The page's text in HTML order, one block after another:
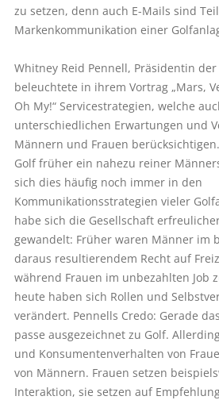
zu setzen, denn auch E-Mails sind
Markenkommunikation einer
Whitney Reid Pennell, Präsidentin der
beleuchtete in ihrem Vortrag „Mars,
Oh My!“ Servicestrategien, welche
unterschiedlichen Erwartungen und
Männern und Frauen
Golf früher ein nahezu reiner
sich dies häufig noch immer in den
Kommunikationsstrategien vieler
habe sich die Gesellschaft
gewandelt: Früher waren Männer im
daraus resultierendem Recht auf
während Frauen im unbezahlten Job
heute haben sich Rollen und
verändert. Pennells Credo: Gerade
passe ausgezeichnet zu Golf.
und Konsumentenverhalten von
von Männern. Frauen setzen
Interaktion, sie setzen auf